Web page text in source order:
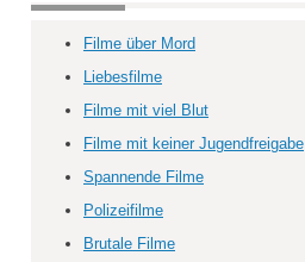
Filme über Mord
Liebesfilme
Filme mit viel Blut
Filme mit keiner Jugendfreigabe
Spannende Filme
Polizeifilme
Brutale Filme